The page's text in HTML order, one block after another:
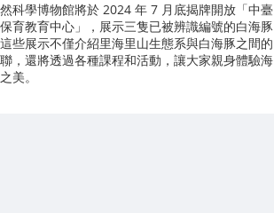
科學博物館將於 2024 年 7 月底揭牌開放「中臺
育教育中心」，展示三隻已被辨識編號的白海豚
些展示不僅介紹里海里山生態系與白海豚之間的
，還將透過各種課程和活動，讓大家親身體驗海
美。